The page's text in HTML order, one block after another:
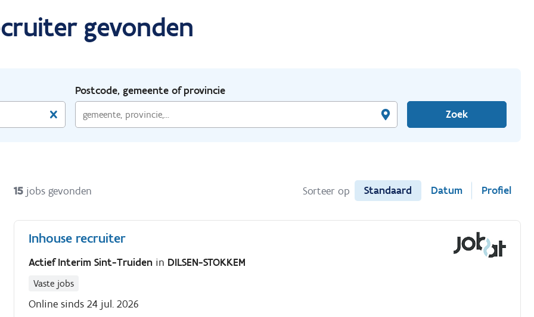
gevonden
Postcode, gemeente of provincie
Zoek
15 jobs gevonden Sorteer op Standaard Datum Profiel
Inhouse recruiter
Actief Interim Sint-Truiden in DILSEN-STOKKEM
Vaste jobs
Online sinds 24 jul. 2026